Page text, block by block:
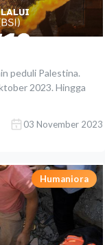
peduli Palestina.
2023. Hingga
03 November 2023
Humaniora